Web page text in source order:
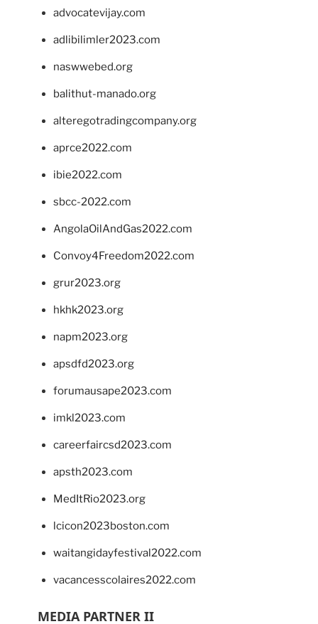
advocatevijay.com
adlibilimler2023.com
naswwebed.org
balithut-manado.org
alteregotradingcompany.org
aprce2022.com
ibie2022.com
sbcc-2022.com
AngolaOilAndGas2022.com
Convoy4Freedom2022.com
grur2023.org
hkhk2023.org
napm2023.org
apsdfd2023.org
forumausape2023.com
imkl2023.com
careerfaircsd2023.com
apsth2023.com
MedItRio2023.org
lcicon2023boston.com
waitangidayfestival2022.com
vacancesscolaires2022.com
MEDIA PARTNER II